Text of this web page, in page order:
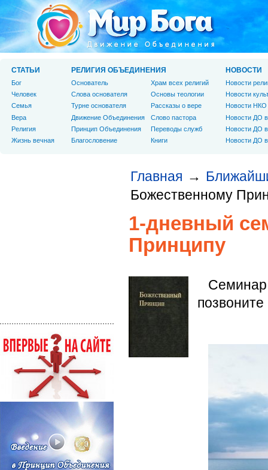
Главная →
Божественному
1-дневный
Принципу
Семинар
СТАТЬИ
Бог
Человек
Cемья
Вера
Религия
Жизнь вечная
РЕЛИГИЯ ОБЪЕДИНЕНИЯ
Основатель
Слова основателя
Турне основателя
Движение Объединения
Принцип Объединения
Благословение
Храм всех религий
Основы теологии
Рассказы о вере
Слово пастора
Переводы служб
Книги
НОВОСТИ
Новости
Новости
Новости НКО
Новости ДО
Новости ДО
Новости ДО